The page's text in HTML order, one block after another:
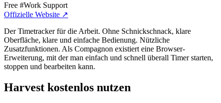
Free #Work Support
Offizielle Website ↗
Der Timetracker für die Arbeit. Ohne Schnickschnack, klare
Oberfläche, klare und einfache Bedienung. Nützliche
Zusatzfunktionen. Als Compagnon existiert eine Browser-
Erweiterung, mit der man einfach und schnell überall Timer starten,
stoppen und bearbeiten kann.
Harvest kostenlos nutzen